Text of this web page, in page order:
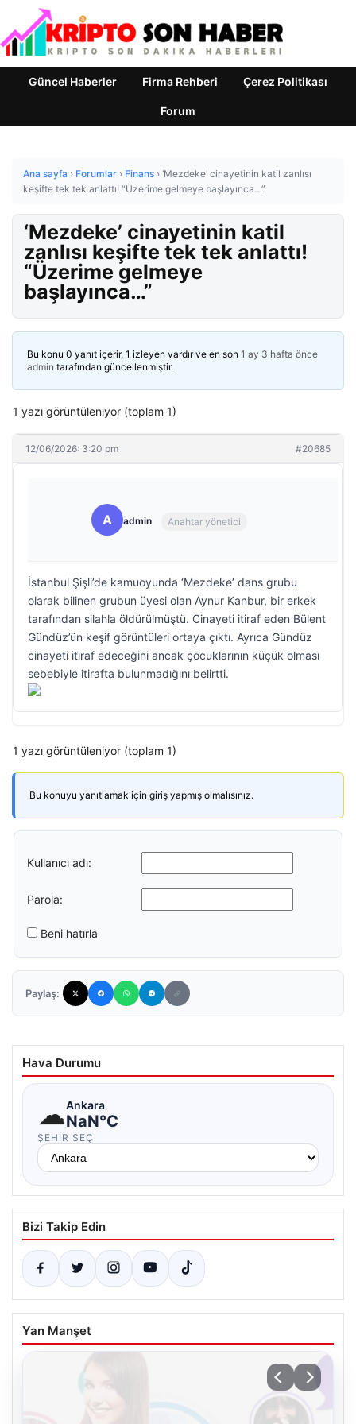
Güncel Haberler Firma Rehberi Çerez Politikası
Forum
Ana sayfa › Forumlar › Finans › ‘Mezdeke’ cinayetinin katil zanlısı
keşifte tek tek anlattı! “Üzerime gelmeye başlayınca…”
‘Mezdeke’ cinayetinin katil
zanlısı keşifte tek tek anlattı!
“Üzerime gelmeye
başlayınca…”
Bu konu 0 yanıt içerir, 1 izleyen vardır ve en son 1 ay 3 hafta önce
admin tarafından güncellenmiştir.
1 yazı görüntüleniyor (toplam 1)
12/06/2026: 3:20 pm #20685
A admin Anahtar yönetici
İstanbul Şişli’de kamuoyunda ‘Mezdeke’ dans grubu
olarak bilinen grubun üyesi olan Aynur Kanbur, bir erkek
tarafından silahla öldürülmüştü. Cinayeti itiraf eden Bülent
Gündüz’ün keşif görüntüleri ortaya çıktı. Ayrıca Gündüz
cinayeti itiraf edeceğini ancak çocuklarının küçük olması
sebebiyle itirafta bulunmadığını belirtti.
1 yazı görüntüleniyor (toplam 1)
Bu konuyu yanıtlamak için giriş yapmış olmalısınız.
Kullanıcı adı:
Parola:
Beni hatırla
Paylaş:
Hava Durumu
☁Ankara
NaN°C
ŞEHIR SEÇ
Bizi Takip Edin
Yan Manşet